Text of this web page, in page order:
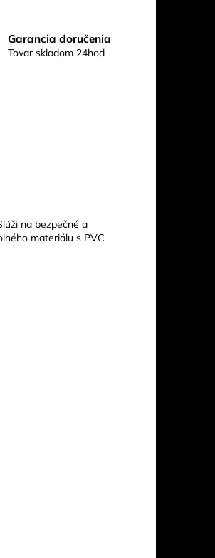
Garancia doručenia
Tovar skladom 24hod
na bezpečné a
materiálu s PVC